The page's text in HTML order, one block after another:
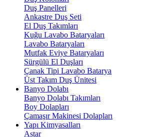
Duş Panelleri
Ankastre Duş Seti
El Duş Takımları
Kuğu Lavabo Bataryaları
Lavabo Bataryaları
Mutfak Eviye Bataryaları
Sürgülü El Duşları
Çanak Tipi Lavabo Batarya
Üst Takım Duş Ünitesi
Banyo Dolabı
Banyo Dolabı Takımları
Boy Dolapları
Çamaşır Makinesi Dolapları
Yapı Kimyasalları
Astar